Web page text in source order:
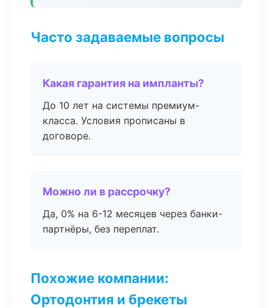
Часто задаваемые вопросы
Какая гарантия на импланты?
До 10 лет на системы премиум-
класса. Условия прописаны в
договоре.
Можно ли в рассрочку?
Да, 0% на 6-12 месяцев через банки-
партнёры, без переплат.
Похожие компании:
Ортодонтия и брекеты